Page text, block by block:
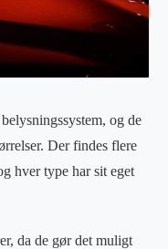
og de
Der findes flere
hver type har sit eget
da de gør det muligt